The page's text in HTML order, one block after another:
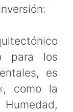
para los
es
, como la